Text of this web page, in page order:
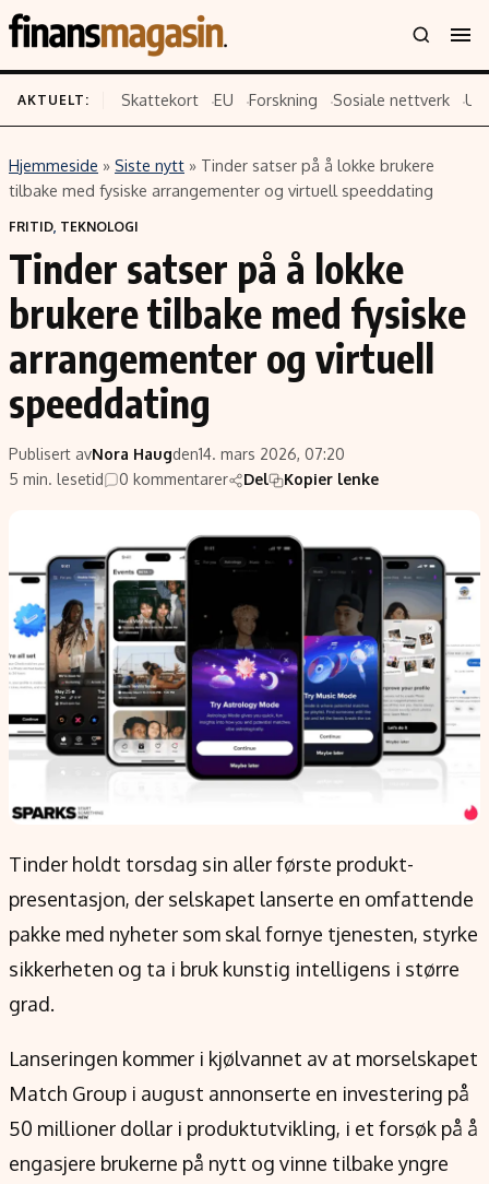
Innhold
Siste nytt
Eiendom
Energi og klima
Finans
Fritid
Hav og sjømat
Verden
Emner
Økonomi
Politikk
Selskaper
Teknologi
Google
Kunstig intelligens
Infrastruktur
BitCoin
EU-Kommisjonen
Grønt skifte
Retningslinjer
Personvernerklæring
Annonsepolicy
Brukervilkår
Cookiepolicy
Retningslinjer for rettelser
Redaksjonell policy
Informasjon
Forfattere og redaksjon
Etiske retningslinjer
Alt om penger på engelsk
AKTUELT: Skattekort EU Forskning Sosiale nettverk
Hjemmeside » Siste nytt » Tinder satser på å lokke brukere
tilbake med fysiske arrangementer og virtuell speeddating
FRITID, TEKNOLOGI
Tinder satser på å lokke
brukere tilbake med fysiske
arrangementer og virtuell
speeddating
Publisert avNora Haugden14. mars 2026, 07:20
5 min. lesetid
0 kommentarer Del Kopier lenke
Tinder holdt torsdag sin aller første produkt-
presentasjon, der selskapet lanserte en omfattende
pakke med nyheter som skal fornye tjenesten, styrke
sikkerheten og ta i bruk kunstig intelligens i større
grad.
Lanseringen kommer i kjølvannet av at morselskapet
Match Group i august annonserte en investering på
50 millioner dollar i produktutvikling, i et forsøk på å
engasjere brukerne på nytt og vinne tilbake yngre